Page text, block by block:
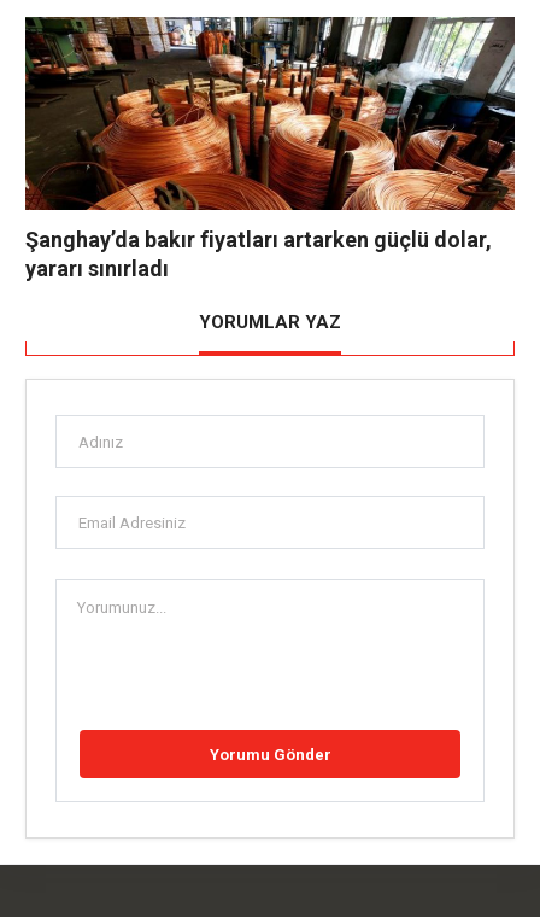
Şanghay’da bakır fiyatları artarken güçlü dolar,
yararı sınırladı
YORUMLAR YAZ